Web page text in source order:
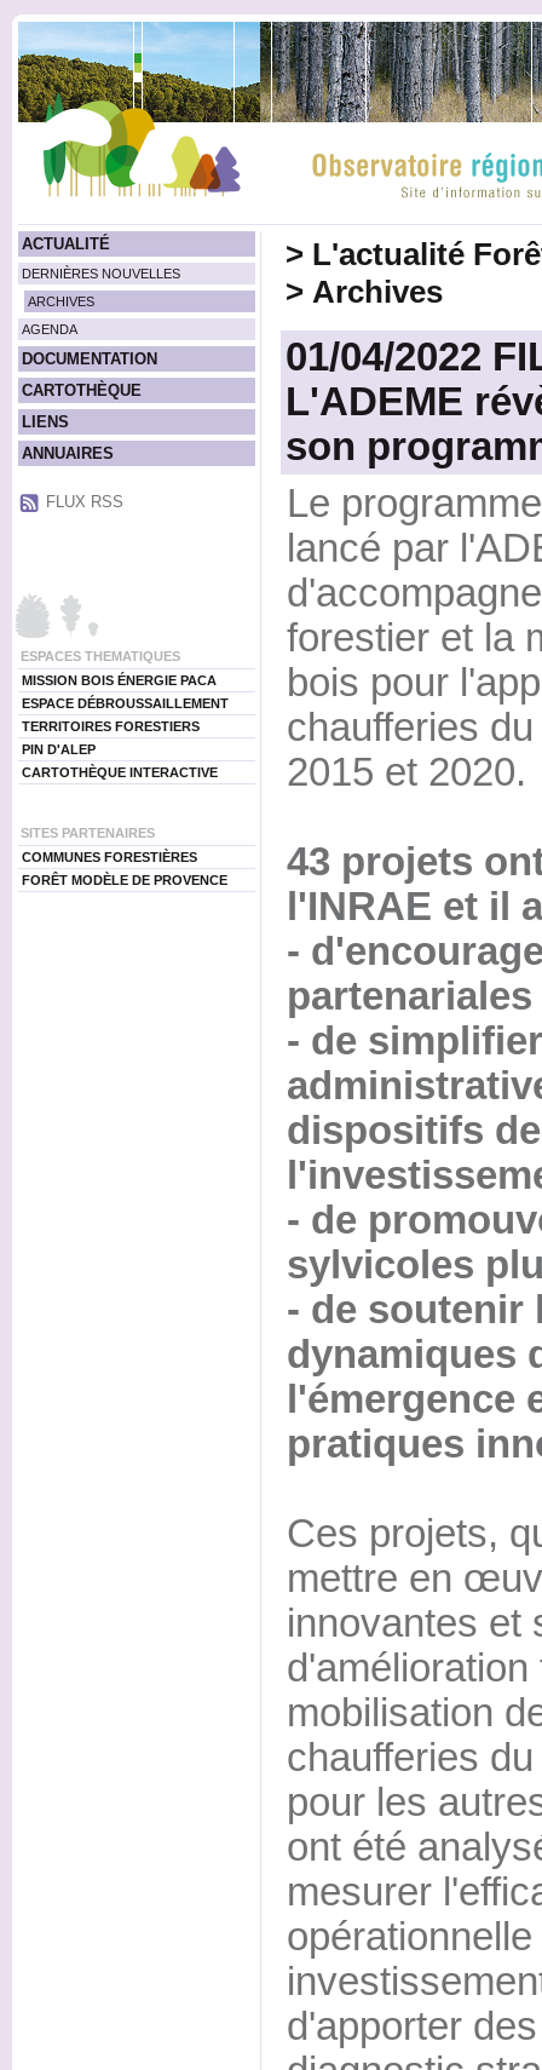
ACTUALITÉ
DERNIÈRES NOUVELLES
ARCHIVES
AGENDA
DOCUMENTATION
CARTOTHÈQUE
LIENS
ANNUAIRES
FLUX RSS
ESPACES THEMATIQUES
MISSION BOIS ÉNERGIE PACA
ESPACE DÉBROUSSAILLEMENT
TERRITOIRES FORESTIERS
PIN D'ALEP
CARTOTHÈQUE INTERACTIVE
SITES PARTENAIRES
COMMUNES FORESTIÈRES
FORÊT MODÈLE DE PROVENCE
> L'actualité
> Archives
01/04/2022
L'ADEME
son
Le
lancé par
forestier et la
bois pour
chaufferies
2015 et 2020.
43 projets
l'INRAE et il
-
- de
dispositifs
- de
sylvicoles
- de soutenir
dynamiques
l'émergence
pratiques
Ces projets,
mettre en
innovantes et
mobilisation
chaufferies
pour les
ont été
mesurer
d'apporter